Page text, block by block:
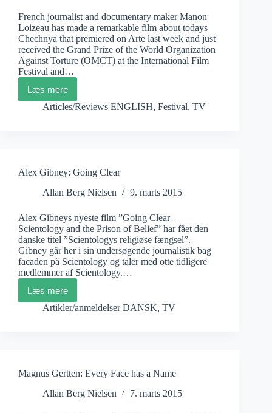
French journalist and documentary maker Manon
Loizeau has made a remarkable film about todays
Chechnya that premiered on Arte last week and just
received the Grand Prize of the World Organization
Against Torture (OMCT) at the International Film
Festival and…
Læs mere
Manon
Loizeau:
Articles/Reviews ENGLISH, Festival, TV
Alex Gibney: Going Clear
Allan Berg Nielsen
9. marts 2015
Alex Gibneys nyeste film ”Going Clear –
Scientology and the Prison of Belief” har fået den
danske titel ”Scientologys religiøse fængsel”.
Gibney går her i sin undersøgende journalistik bag
facaden på Scientology og taler med otte tidligere
medlemmer af Scientology.…
Læs mere
Alex
Gibney:
Artikler/anmeldelser DANSK, TV
Magnus Gertten: Every Face has a Name
Allan Berg Nielsen
7. marts 2015